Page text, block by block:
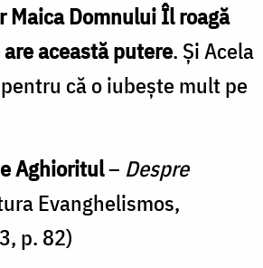
Maica Domnului Îl roagă
această putere. Și Acela
că o iubește mult pe
Aghioritul– Despre
Evanghelismos,
p. 82)